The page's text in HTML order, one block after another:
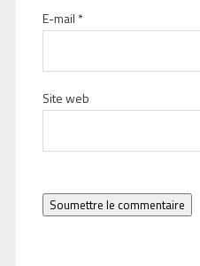
E-mail *
Site web
Soumettre le commentaire